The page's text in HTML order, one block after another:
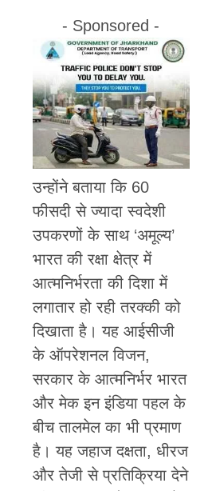
- Sponsored -
उन्होंने बताया कि 60
फीसदी से ज्यादा स्वदेशी
उपकरणों के साथ ‘अमूल्य’
भारत की रक्षा क्षेत्र में
आत्मनिर्भरता की दिशा में
लगातार हो रही तरक्की को
दिखाता है। यह आईसीजी
के ऑपरेशनल विजन,
सरकार के आत्मनिर्भर भारत
और मेक इन इंडिया पहल के
बीच तालमेल का भी प्रमाण
है। यह जहाज दक्षता, धीरज
और तेजी से प्रतिक्रिया देने